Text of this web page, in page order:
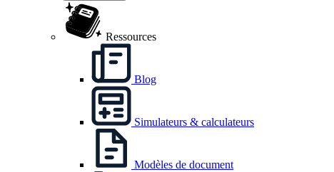
Ressources
Blog
Simulateurs & calculateurs
Modèles de document